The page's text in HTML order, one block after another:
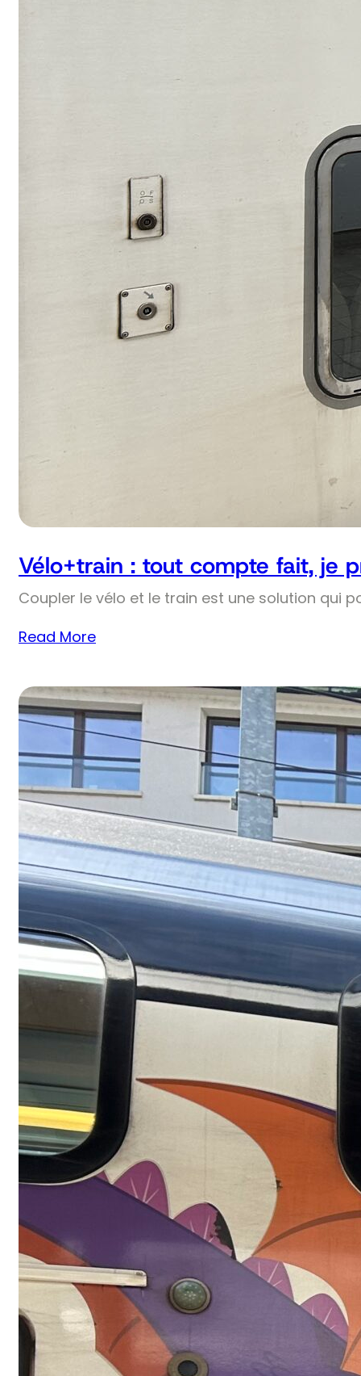
Vélo+train : tout compte fait, je
Coupler le vélo et le train est une solution qui
Read More